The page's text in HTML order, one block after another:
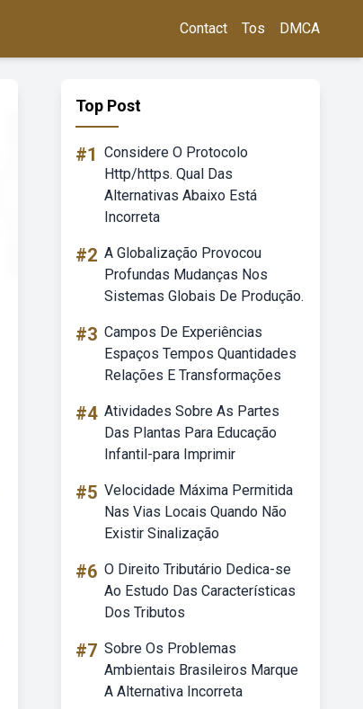
Contact Tos DMCA
Top Post
#1 Considere O Protocolo
Http/https. Qual Das
Alternativas Abaixo Está
Incorreta
#2 A Globalização Provocou
Profundas Mudanças Nos
Sistemas Globais De Produção.
#3 Campos De Experiências
Espaços Tempos Quantidades
Relações E Transformações
#4 Atividades Sobre As Partes
Das Plantas Para Educação
Infantil-para Imprimir
#5 Velocidade Máxima Permitida
Nas Vias Locais Quando Não
Existir Sinalização
#6 O Direito Tributário Dedica-se
Ao Estudo Das Características
Dos Tributos
#7 Sobre Os Problemas
Ambientais Brasileiros Marque
A Alternativa Incorreta